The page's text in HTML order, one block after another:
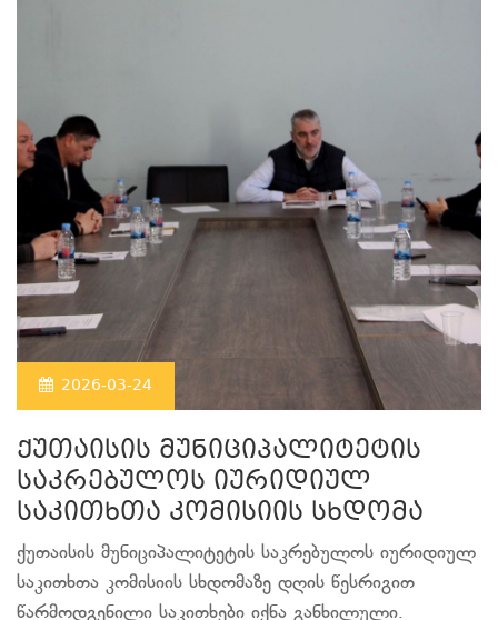
2026-03-24
ქუთაისის მუნიციპალიტეტის
საკრებულოს იურიდიულ
საკითხთა კომისიის სხდომა
ქუთაისის მუნიციპალიტეტის საკრებულოს იურიდიულ
საკითხთა კომისიის სხდომაზე დღის წესრიგით
წარმოდგენილი საკითხები იქნა განხილული.